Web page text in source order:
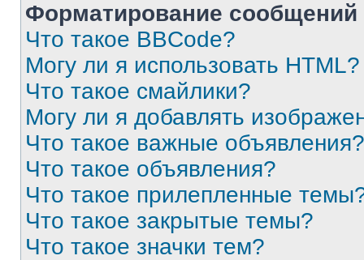
Форматирование
Что такое BBCode?
Могу ли я использовать HTML?
Что такое смайлики?
Могу ли я добавлять
Что такое важные объявления?
Что такое объявления?
Что такое прилепленные
Что такое закрытые темы?
Что такое значки тем?